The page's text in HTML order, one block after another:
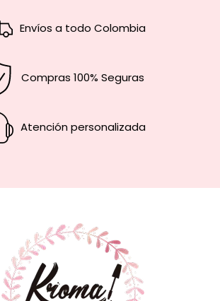
Envíos a todo Colombia
Compras 100% Seguras
Atención personalizada